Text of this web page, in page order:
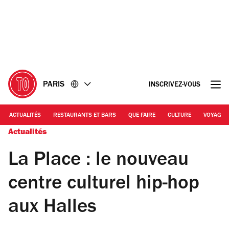
PARIS INSCRIVEZ-VOUS
ACTUALITÉS RESTAURANTS ET BARS QUE FAIRE CULTURE VOYAGE
Actualités
La Place : le nouveau
centre culturel hip-hop
aux Halles